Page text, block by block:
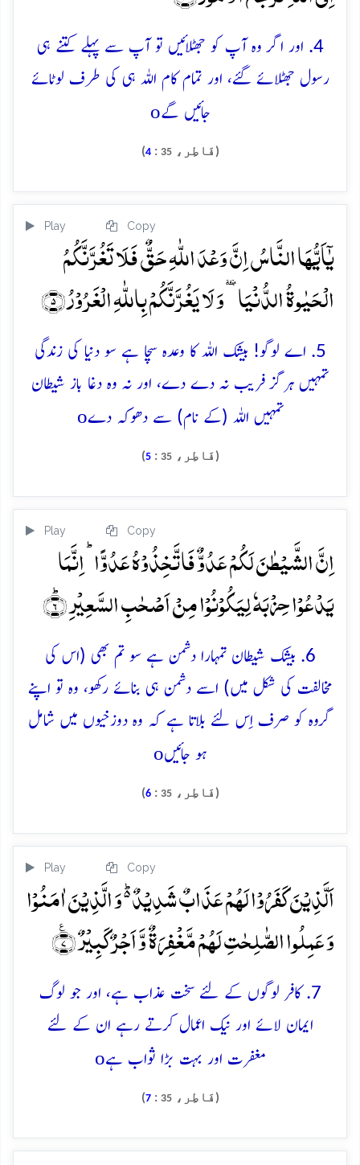
4. اور اگر وہ آپ کو جھٹلائیں تو آپ سے پہلے کتنے ہی
رسول جھٹلائے گئے، اور تمام کام اللہ ہی کی طرف لوٹائے
جائیں گےo
(فَاطِر،35
:
4
)
Play Copy
یٰۤاَیُّہَا النَّاسُ اِنَّ وَعۡدَ اللّٰہِ حَقٌّ فَلَا تَغُرَّنَّکُمُ
الۡحَیٰوۃُ الدُّنۡیَا ٝ وَ لَا یَغُرَّنَّکُمۡ بِاللّٰہِ الۡغَرُوۡرُ ﴿۵﴾
5. اے لوگو! بیشک اللہ کا وعدہ سچا ہے سو دنیا کی زندگی
تمہیں ہرگز فریب نہ دے دے، اور نہ وہ دغا باز شیطان
تمہیں اللہ (کے نام) سے دھوکہ دےo
(فَاطِر،35
:
5
)
Play Copy
اِنَّ الشَّیۡطٰنَ لَکُمۡ عَدُوٌّ فَاتَّخِذُوۡہُ عَدُوًّا ؕ اِنَّمَا
یَدۡعُوۡا حِزۡبَہٗ لِیَکُوۡنُوۡا مِنۡ اَصۡحٰبِ السَّعِیۡرِ ؕ﴿۶﴾
6. بیشک شیطان تمہارا دشمن ہے سو تم بھی (اس کی
مخالفت کی شکل میں) اسے دشمن ہی بنائے رکھو، وہ تو اپنے
گروہ کو صرف اِس لئے بلاتا ہے کہ وہ دوزخیوں میں شامل
ہو جائیںo
(فَاطِر،35
:
6
)
Play Copy
اَلَّذِیۡنَ کَفَرُوۡا لَہُمۡ عَذَابٌ شَدِیۡدٌ ۬ؕ وَ الَّذِیۡنَ اٰمَنُوۡا
وَ عَمِلُوا الصّٰلِحٰتِ لَہُمۡ مَّغۡفِرَۃٌ وَّ اَجۡرٌ کَبِیۡرٌ ﴿٪۷﴾
7. کافر لوگوں کے لئے سخت عذاب ہے، اور جو لوگ
ایمان لائے اور نیک اعمال کرتے رہے ان کے لئے
مغفرت اور بہت بڑا ثواب ہےo
(فَاطِر،35
:
7
)